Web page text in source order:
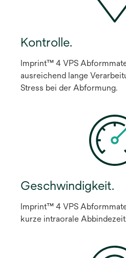
Kontrolle.
Imprint™ 4 VPS
ausreichend lange
Stress bei der Abformung.
Geschwindigkeit.
Imprint™ 4 VPS
kurze intraorale